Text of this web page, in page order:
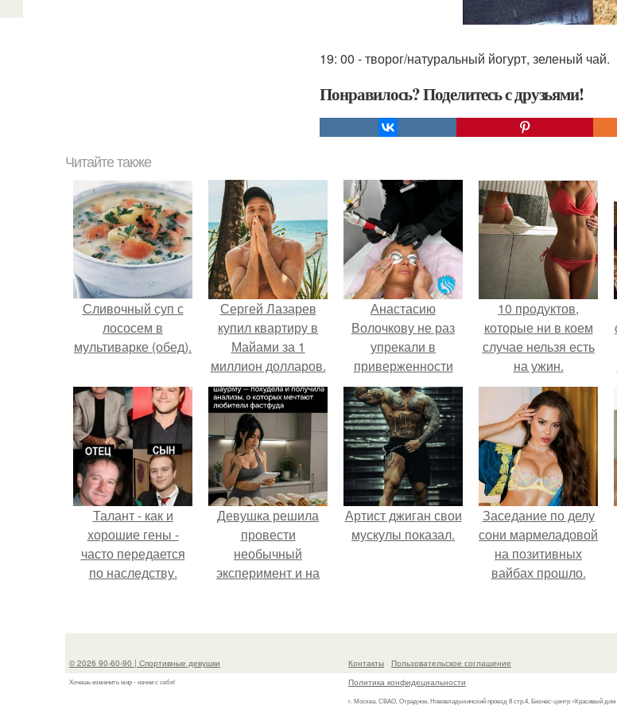
19: 00 - творог/натуральный йогурт, зеленый чай.
Понравилось? Поделитесь с друзьями!
Читайте также
Сливочный суп с
лососем в
мультиварке (обед).
Сергей Лазарев
купил квартиру в
Майами за 1
миллион долларов.
Анастасию
Волочкову не раз
упрекали в
приверженности
устаревшим бьюти -
процедурам.
10 продуктов,
которые ни в коем
случае нельзя есть
на ужин.
Талант - как и
хорошие гены -
часто передается
по наследству.
Девушка решила
провести
необычный
эксперимент и на
одной шаурмой.
Артист джиган свои
мускулы показал.
Заседание по делу
сони мармеладовой
на позитивных
вайбах прошло.
© 2026 90-60-90 | Спортивные девушки
Хочешь изменить мир - начни с себя!
Контакты
Пользовательское соглашение
Политика конфидециальности
г. Москва, СВАО, Отрадное, Нововладыкинский проезд 8 стр.4, Бизнес-центр «Красивый